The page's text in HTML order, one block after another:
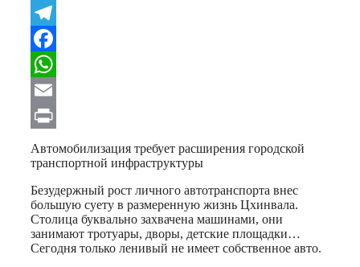
VK
Telegram
Facebook
WhatsApp
Email
Print
Автомобилизация требует расширения городской
транспортной инфраструктуры
Безудержный рост личного автотранспорта внес
большую суету в размеренную жизнь Цхинвала.
Столица буквально захвачена машинами, они
занимают тротуары, дворы, детские площадки…
Сегодня только ленивый не имеет собственное авто.